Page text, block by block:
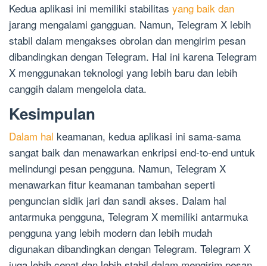
Kedua aplikasi ini memiliki stabilitas yang baik dan
jarang mengalami gangguan. Namun, Telegram X lebih
stabil dalam mengakses obrolan dan mengirim pesan
dibandingkan dengan Telegram. Hal ini karena Telegram
X menggunakan teknologi yang lebih baru dan lebih
canggih dalam mengelola data.
Kesimpulan
Dalam hal keamanan, kedua aplikasi ini sama-sama
sangat baik dan menawarkan enkripsi end-to-end untuk
melindungi pesan pengguna. Namun, Telegram X
menawarkan fitur keamanan tambahan seperti
penguncian sidik jari dan sandi akses. Dalam hal
antarmuka pengguna, Telegram X memiliki antarmuka
pengguna yang lebih modern dan lebih mudah
digunakan dibandingkan dengan Telegram. Telegram X